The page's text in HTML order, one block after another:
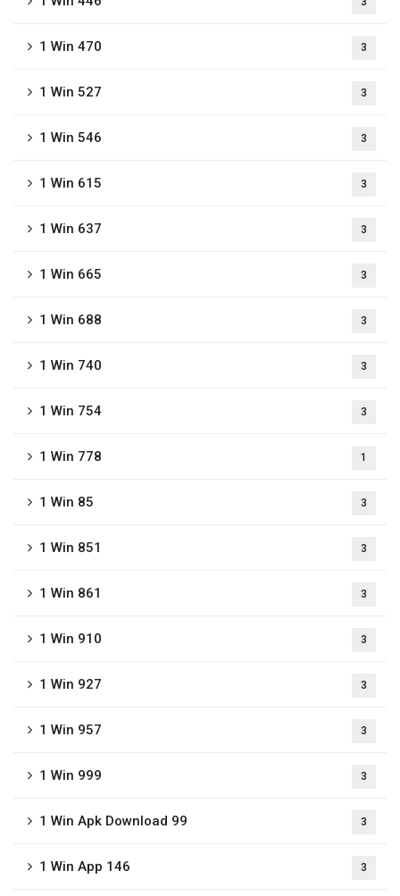
1 Win 470 3
1 Win 527 3
1 Win 546 3
1 Win 615 3
1 Win 637 3
1 Win 665 3
1 Win 688 3
1 Win 740 3
1 Win 754 3
1 Win 778 1
1 Win 85 3
1 Win 851 3
1 Win 861 3
1 Win 910 3
1 Win 927 3
1 Win 957 3
1 Win 999 3
1 Win Apk Download 99 3
1 Win App 146 3